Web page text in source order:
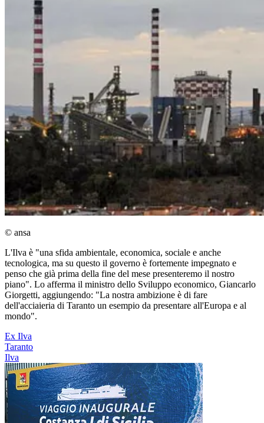
© ansa
L'Ilva è "una sfida ambientale, economica, sociale e anche
tecnologica, ma su questo il governo è fortemente impegnato e
penso che già prima della fine del mese presenteremo il nostro
piano". Lo afferma il ministro dello Sviluppo economico, Giancarlo
Giorgetti, aggiungendo: "La nostra ambizione è di fare
dell'acciaieria di Taranto un esempio da presentare all'Europa e al
mondo".
Ex Ilva
Taranto
Ilva